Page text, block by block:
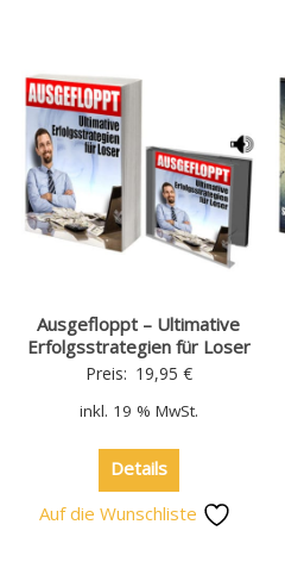
Ausgefloppt – Ultimative
Erfolgsstrategien für Loser
Preis: 19,95 €
inkl. 19 % MwSt.
Details
Auf die Wunschliste